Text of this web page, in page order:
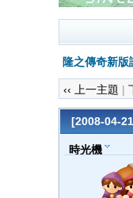
隆之傳奇新版
‹‹ 上一主題 |
[2008-04-
時光機